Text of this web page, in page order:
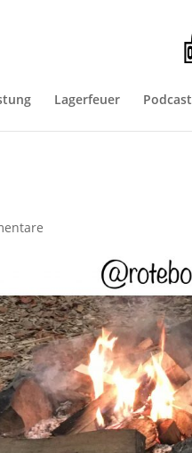
Lagerfeuer Podcast